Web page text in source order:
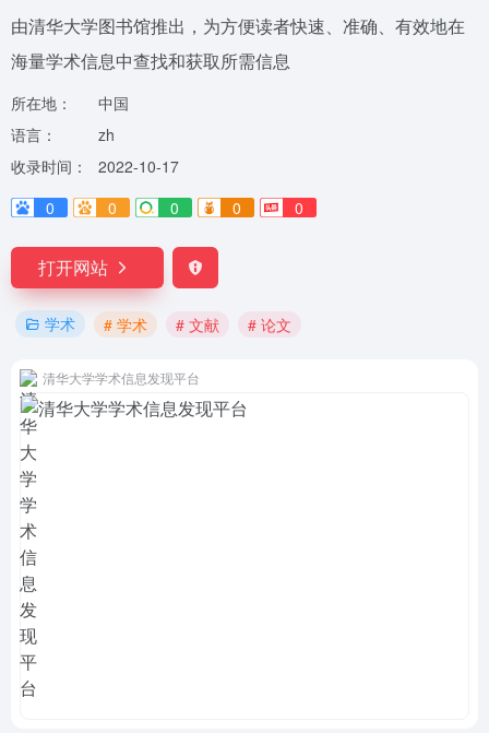
由清华大学图书馆推出，为方便读者快速、准确、有效地在
海量学术信息中查找和获取所需信息
所在地：
中国
语言：
zh
收录时间：
2022-10-17
0
0 0 0 0
打开网站
学术 # 学术 # 文献 # 论文
清华大学学术信息发现平台